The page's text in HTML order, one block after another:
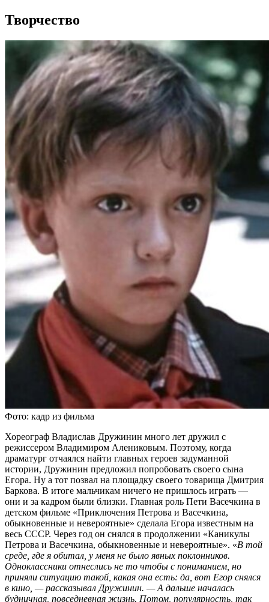
Творчество
Фото: кадр из фильма
Хореограф Владислав Дружинин много лет дружил с
режиссером Владимиром Алениковым. Поэтому, когда
драматург отчаялся найти главных героев задуманной
истории, Дружинин предложил попробовать своего сына
Егора. Ну а тот позвал на площадку своего товарища Дмитрия
Баркова. В итоге мальчикам ничего не пришлось играть —
они и за кадром были близки. Главная роль Пети Васечкина в
детском фильме «Приключения Петрова и Васечкина,
обыкновенные и невероятные» сделала Егора известным на
весь СССР. Через год он снялся в продолжении «Каникулы
Петрова и Васечкина, обыкновенные и невероятные». «В той
среде, где я обитал, у меня не было явных поклонников.
Одноклассники отнеслись не то чтобы с пониманием, но
приняли ситуацию такой, какая она есть: да, вот Егор снялся
в кино, — рассказывал Дружинин. — А дальше началась
будничная, повседневная жизнь. Потом, популярность, так